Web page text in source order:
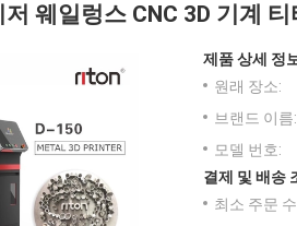
웨일렁스 CNC 3D 기계
제품 상세 정
원래 장소:
브랜드 이름:
모델 번호:
결제 및 배송
최소 주문